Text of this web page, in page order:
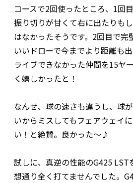
コースで2回使ったところ、1回
振り切りが甘くて右に出たりも
はなかったそうです。2回目で完
いいドローで今までより距離も
ライブできなかった仲間を15ヤ
く嬉しかったと！
なんせ、球の速さも違うし、球
いからミスしてもフェアウェイ
い！と絶賛。良かった～♪
試しに、真逆の性能のG425 LST
想通り全く打てませんでした。